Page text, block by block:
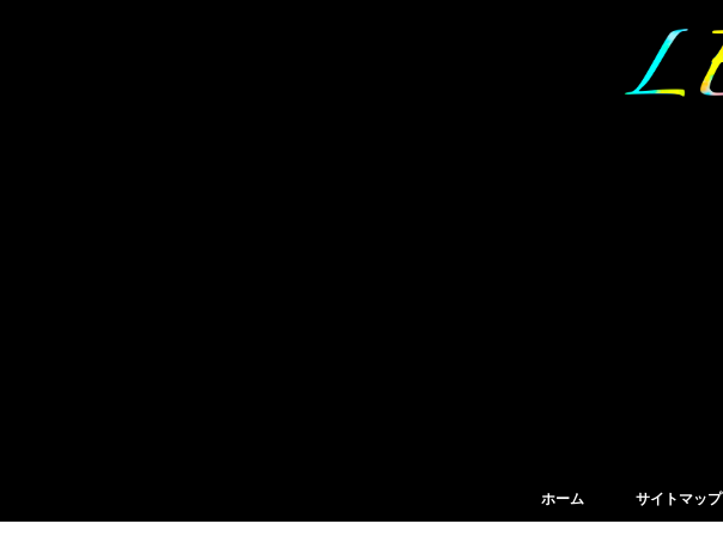
ホーム サイトマップ